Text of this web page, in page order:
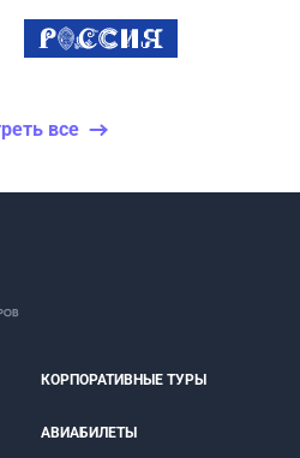
все
КОРПОРАТИВНЫЕ ТУРЫ
АВИАБИЛЕТЫ